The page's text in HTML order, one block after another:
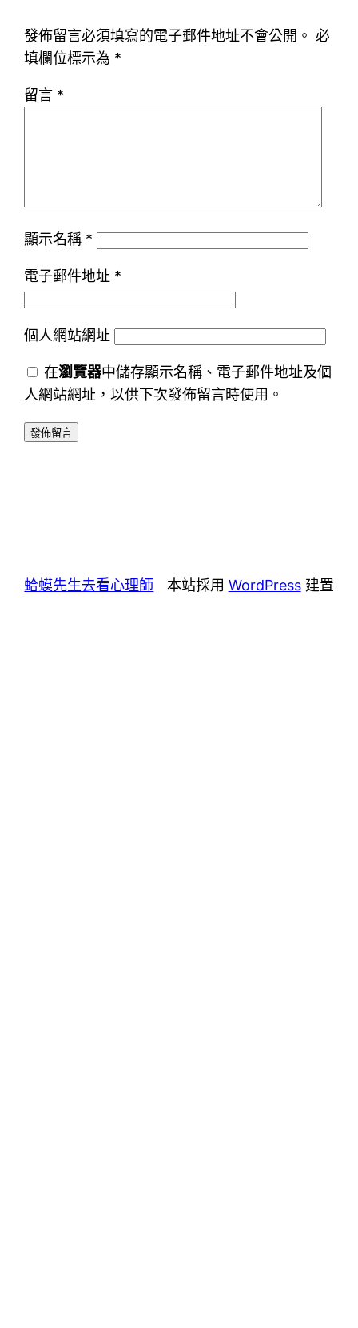
發佈留言必須填寫的電子郵件地址不會公開。 必
填欄位標示為 *
留言 *
顯示名稱 *
電子郵件地址 *
個人網站網址
在瀏覽器中儲存顯示名稱、電子郵件地址及個
人網站網址，以供下次發佈留言時使用。
蛤蟆先生去看心理師 本站採用 WordPress建置